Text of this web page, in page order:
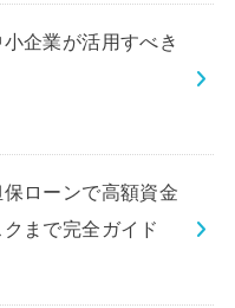
企業が活用すべき
保ローンで高額資金
まで完全ガイド